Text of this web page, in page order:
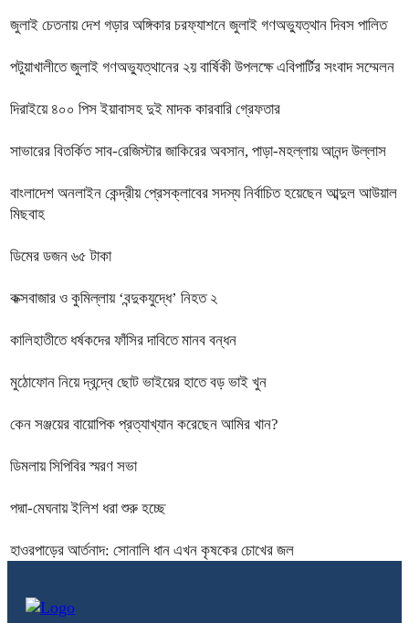
জুলাই চেতনায় দেশ গড়ার অঙ্গিকার চরফ্যাশনে জুলাই গণঅভ্যুত্থান দিবস পালিত
পটুয়াখালীতে জুলাই গণঅভ্যুত্থানের ২য় বার্ষিকী উপলক্ষে এবিপার্টির সংবাদ সম্মেলন
দিরাইয়ে ৪০০ পিস ইয়াবাসহ দুই মাদক কারবারি গ্রেফতার
সাভারের বিতর্কিত সাব-রেজিস্টার জাকিরের অবসান, পাড়া-মহল্লায় আনন্দ উল্লাস
বাংলাদেশ অনলাইন কেন্দ্রীয় প্রেসক্লাবের সদস্য নির্বাচিত হয়েছেন আব্দুল আউয়াল
মিছবাহ
ডিমের ডজন ৬৫ টাকা
কক্সবাজার ও কুমিল্লায় ‘বন্দুকযুদ্ধে’ নিহত ২
কালিহাতীতে ধর্ষকদের ফাঁসির দাবিতে মানব বন্ধন
মুঠোফোন নিয়ে দ্বন্দ্বে ছোট ভাইয়ের হাতে বড় ভাই খুন
কেন সঞ্জয়ের বায়োপিক প্রত্যাখ্যান করেছেন আমির খান?
ডিমলায় সিপিবির স্মরণ সভা
পদ্মা-মেঘনায় ইলিশ ধরা শুরু হচ্ছে
হাওরপাড়ের আর্তনাদ: সোনালি ধান এখন কৃষকের চোখের জল